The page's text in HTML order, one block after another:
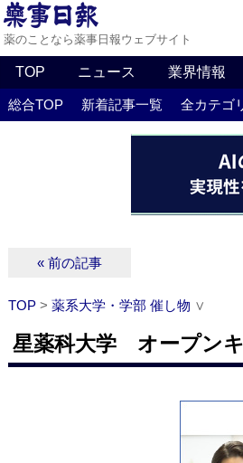
薬のことなら薬事日報ウェブサイト
TOP ニュース 業界情報
総合TOP 新着記事一覧 全カテゴ
« 前の記事
TOP > 薬系大学・学部 催し物 ∨
星薬科大学 オープン